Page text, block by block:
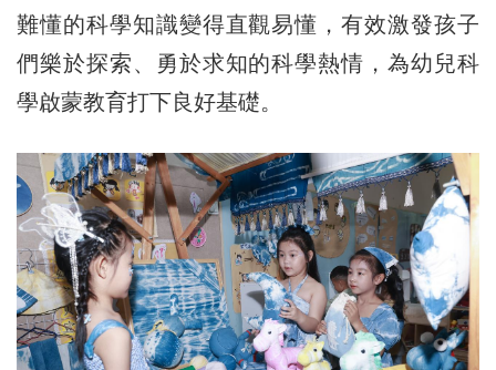
難懂的科學知識變得直觀易懂，有效激發孩子
們樂於探索、勇於求知的科學熱情，為幼兒科
學啟蒙教育打下良好基礎。